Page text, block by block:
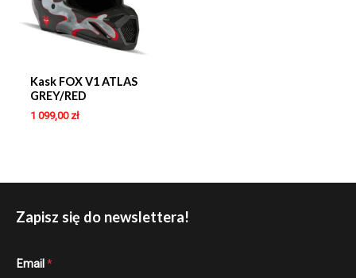
Kask FOX V1 ATLAS
GREY/RED
1 099,00 zł
Zapisz się do newslettera!
m
Email *